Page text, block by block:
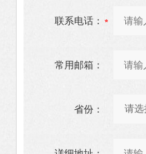
联系电话：
常用邮箱：
省份：